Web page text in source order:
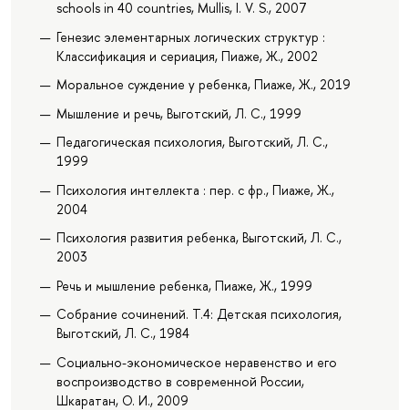
schools in 40 countries, Mullis, I. V. S., 2007
Генезис элементарных логических структур :
Классификация и сериация, Пиаже, Ж., 2002
Моральное суждение у ребенка, Пиаже, Ж., 2019
Мышление и речь, Выготский, Л. С., 1999
Педагогическая психология, Выготский, Л. С.,
1999
Психология интеллекта : пер. с фр., Пиаже, Ж.,
2004
Психология развития ребенка, Выготский, Л. С.,
2003
Речь и мышление ребенка, Пиаже, Ж., 1999
Собрание сочинений. Т.4: Детская психология,
Выготский, Л. С., 1984
Социально-экономическое неравенство и его
воспроизводство в современной России,
Шкаратан, О. И., 2009